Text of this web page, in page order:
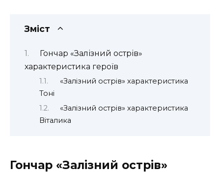
Зміст
Гончар «Залізний острів»
характеристика героїв
«Залізний острів» характеристика
Тоні
«Залізний острів» характеристика
Віталика
Гончар «Залізний острів»